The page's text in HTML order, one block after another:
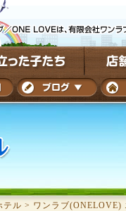
テル > ワンラブ(ONELOVE)